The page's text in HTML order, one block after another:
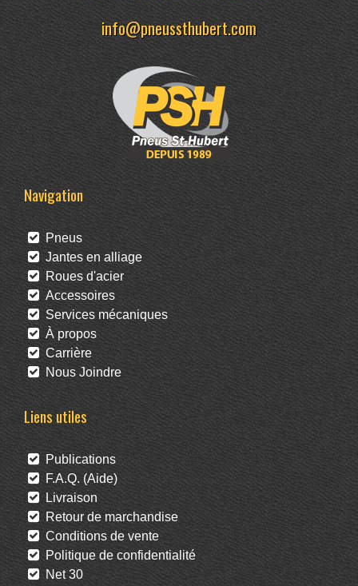
info@pneussthubert.com
Navigation
Pneus
Jantes en alliage
Roues d'acier
Accessoires
Services mécaniques
À propos
Carrière
Nous Joindre
Liens utiles
Publications
F.A.Q. (Aide)
Livraison
Retour de marchandise
Conditions de vente
Politique de confidentialité
Net 30